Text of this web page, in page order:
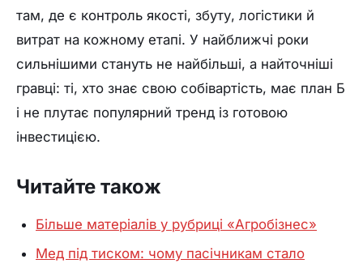
там, де є контроль якості, збуту, логістики й
витрат на кожному етапі. У найближчі роки
сильнішими стануть не найбільші, а найточніші
гравці: ті, хто знає свою собівартість, має план Б
і не плутає популярний тренд із готовою
інвестицією.
Читайте також
Більше матеріалів у рубриці «Агробізнес»
Мед під тиском: чому пасічникам стало